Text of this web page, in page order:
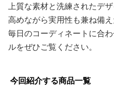
上質な素材と洗練されたデ
高めながら実用性も兼ね備
毎日のコーディネートに合
ルをぜひご覧ください。
今回紹介する商品一覧